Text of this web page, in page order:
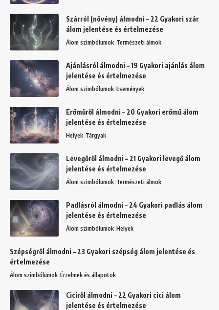
Szárról (növény) álmodni – 22 Gyakori szár
álom jelentése és értelmezése
Álom szimbólumok Természeti álmok
Ajánlásról álmodni – 19 Gyakori ajánlás álom
jelentése és értelmezése
Álom szimbólumok Események
Erőműről álmodni – 20 Gyakori erőmű álom
jelentése és értelmezése
Helyek Tárgyak
Levegőről álmodni – 21 Gyakori levegő álom
jelentése és értelmezése
Álom szimbólumok Természeti álmok
Padlásról álmodni – 24 Gyakori padlás álom
jelentése és értelmezése
Álom szimbólumok Helyek
Szépségről álmodni – 23 Gyakori szépség álom jelentése és
értelmezése
Álom szimbólumok Érzelmek és állapotok
Ciciről álmodni – 22 Gyakori cici álom
jelentése és értelmezése